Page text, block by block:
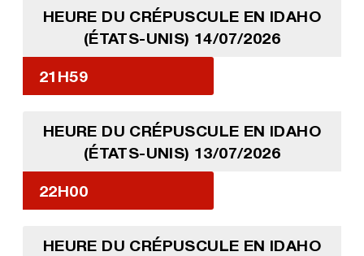
HEURE DU CRÉPUSCULE EN IDAHO
(ÉTATS-UNIS) 14/07/2026
21H59
HEURE DU CRÉPUSCULE EN IDAHO
(ÉTATS-UNIS) 13/07/2026
22H00
HEURE DU CRÉPUSCULE EN IDAHO